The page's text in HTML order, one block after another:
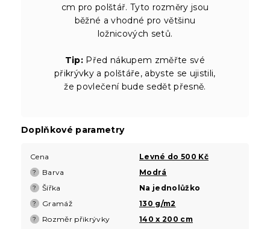
cm pro polštář. Tyto rozměry jsou
běžné a vhodné pro většinu
ložnicových setů.
Tip: Před nákupem změřte své
přikrývky a polštáře, abyste se ujistili,
že povlečení bude sedět přesně.
Doplňkové parametry
Cena Levné do 500 Kč
? Barva Modrá
? Šířka Na jednolůžko
? Gramáž 130 g/m2
? Rozměr přikrývky 140 x 200 cm